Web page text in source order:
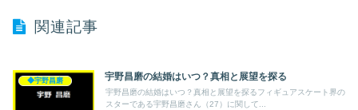
関連記事
◆宇野昌磨 宇野昌磨の結婚はいつ？真相と展望を探る
宇野昌磨の結婚はいつ？真相と展望を探るフィギュアスケート界の
スターである宇野昌磨さん（27）に関して...